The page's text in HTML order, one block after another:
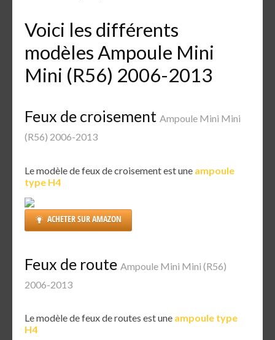
Voici les différents
modèles Ampoule Mini
Mini (R56) 2006-2013
Feux de croisement Ampoule Mini Mini
(R56) 2006-2013
Le modèle de feux de croisement est une ampoule
type H4
ACHETER SUR AMAZON
Feux de route Ampoule Mini Mini (R56)
2006-2013
Le modèle de feux de routes est une ampoule type
H4